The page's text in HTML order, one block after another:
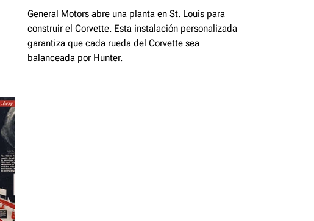
General Motors abre una planta en St. Louis para
construir el Corvette. Esta instalación personalizada
garantiza que cada rueda del Corvette sea
balanceada por Hunter.